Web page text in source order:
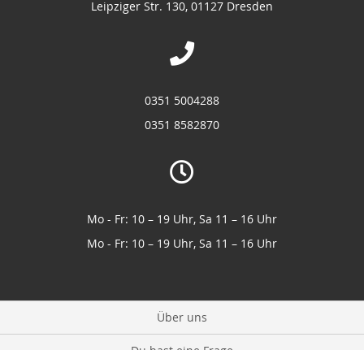
Leipziger Str. 130, 01127 Dresden
0351 5004288
0351 8582870
Mo - Fr: 10 – 19 Uhr, Sa 11 – 16 Uhr
Mo - Fr: 10 – 19 Uhr, Sa 11 – 16 Uhr
Über uns